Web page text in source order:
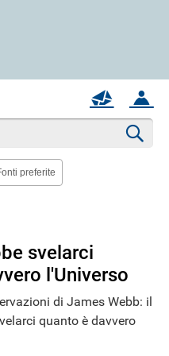
ACCOUNT
MAIL
preferite
svelarci
l'Universo
di James Webb: il
quanto è davvero